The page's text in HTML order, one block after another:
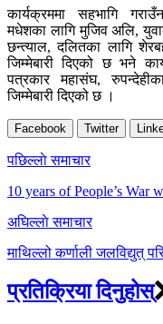
कार्यक्रममा सहभागि
मधेशका लागि मुजिव अलि,
छन्त्याल, दलितका लागि
जिम्मेबारी दिएको छ भने
पत्रकार महासंघ,
जिम्मेबारी दिएको छ ।
Facebook Twitter
Post
navigation
पछिल्लाे समाचार
10 years of People’s War
अघिल्लाे समाचार
माथिल्लो कर्णाली जलविद्युत्
प्रतिक्रिया दिनुहोस्